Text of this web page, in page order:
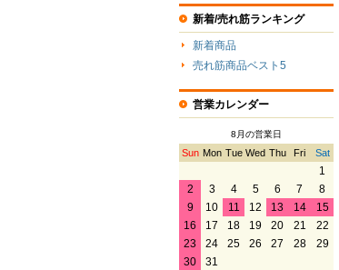
新着/売れ筋ランキング
新着商品
売れ筋商品ベスト5
営業カレンダー
8月の営業日
Sun Mon Tue Wed Thu Fri Sat
1
2
3 4 5 6 7
8
9
10 11 12 13 14
15
16
17 18 19 20 21
22
23
24 25 26 27 28
29
30
31